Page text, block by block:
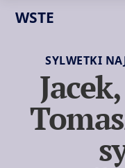
WSTE
SYLWETKI